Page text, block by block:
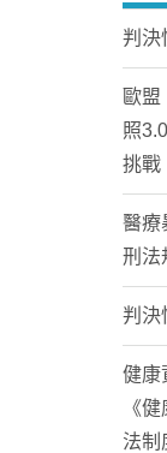
判決
歐盟
照
挑戰
醫療
刑法
判決
健康
《
法制